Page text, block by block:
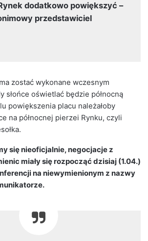
dodatkowo powiększyć –
przedstawiciel
zostać wykonane wczesnym
słońce oświetlać będzie północną
powiększenia placu należałoby
na północnej pierzei Rynku, czyli
się nieoficjalnie, negocjacje z
miały się rozpocząć dzisiaj (1.04.)
na niewymienionym z nazwy